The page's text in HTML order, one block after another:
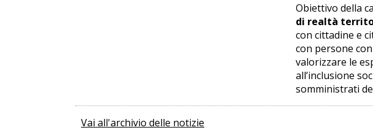
Obiettivo della
di realtà
con cittadine e
con persone
valorizzare le
all’inclusione
somministrati
Vai all'archivio delle notizie